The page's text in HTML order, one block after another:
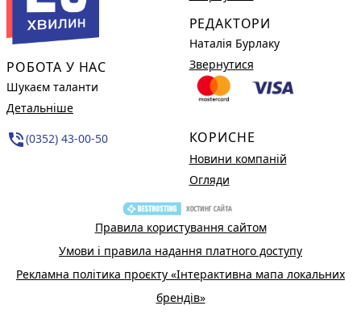
РОБОТА У НАС
Шукаєм таланти
Детальніше
phone_in_talk(0352) 43-00-50
РЕДАКТОРИ
Наталія Бурлаку
Звернутися
КОРИСНЕ
Новини компаній
Огляди
Правила користування сайтом
Умови і правила надання платного доступу
Рекламна політика проєкту «Інтерактивна мапа локальних
брендів»